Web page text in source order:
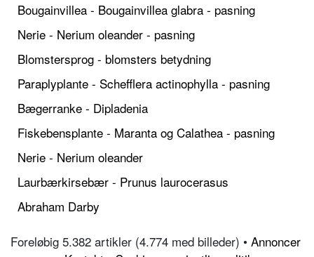
Bougainvillea - Bougainvillea glabra - pasning
Nerie - Nerium oleander - pasning
Blomstersprog - blomsters betydning
Paraplyplante - Schefflera actinophylla - pasning
Bægerranke - Dipladenia
Fiskebensplante - Maranta og Calathea - pasning
Nerie - Nerium oleander
Laurbærkirsebær - Prunus laurocerasus
Abraham Darby
Foreløbig 5.382 artikler (4.774 med billeder) • Annoncer